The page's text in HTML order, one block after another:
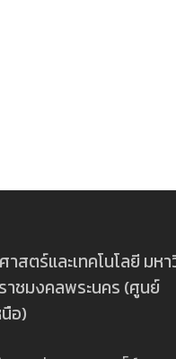
สตร์และเทคโนโลยี มห
าชมงคลพระนคร (ศูนย์
อ)